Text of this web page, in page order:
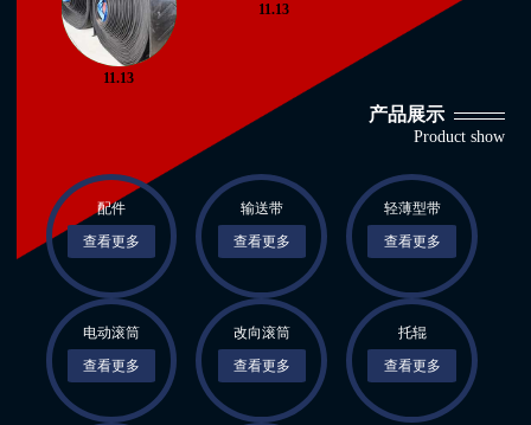
1
11.13
11.13
产品展示
Product show
配件
查看更多
输送带
查看更多
轻薄型带
查看更多
电动滚筒
查看更多
改向滚筒
查看更多
托辊
查看更多